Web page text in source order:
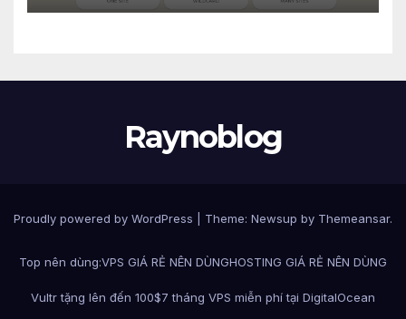
Raynoblog
Proudly powered by WordPress Theme: Newsup by Themeansar.
Top nên dùng:VPS GIÁ RẺ NÊN DÙNGHOSTING GIÁ RẺ NÊN DÙNG
Vultr tặng lên đến 100$7 tháng VPS miễn phí tại DigitalOcean